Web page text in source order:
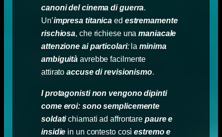
canoni del cinema di guerra.
Un’impresa titanica ed estremamente
rischiosa, che richiese unamaniacale
attenzione ai particolari:laminima
ambiguità avrebbe facilmente
attiratoaccuse di revisionismo.
I protagonisti non vengono dipinti
come eroi: sono semplicemente
soldatichiamati ad affrontare paure e
insidie in un contesto cosìestremo e